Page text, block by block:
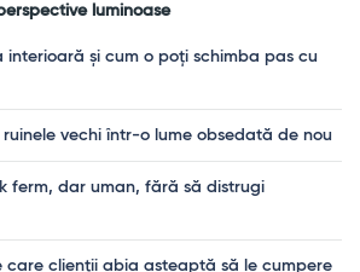
luminoase
interioară și cum o poți schimba pas cu
vechi într-o lume obsedată de nou
ferm, dar uman, fără să distrugi
care clienții abia așteaptă să le cumpere